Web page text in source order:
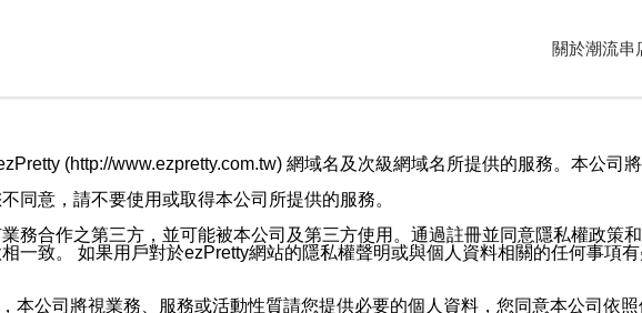
關於潮流串
(http://www.ezpretty.com.tw) 網域名及次級網域名所提供的服務。本公司
同意，請不要使用或取得本公司所提供的服務。
務合作之第三方，並可能被本公司及第三方使用。通過註冊並同意隱私權政策
一致。 如果用戶對於ezPretty網站的隱私權聲明或與個人資料相關的任何事項
本公司將視業務、服務或活動性質請您提供必要的個人資料，您同意本公司依